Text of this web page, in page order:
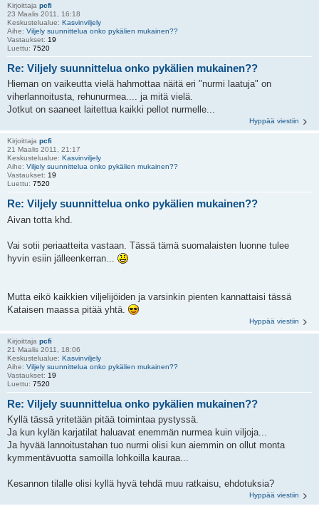
Kirjoittaja pcfi
23 Maalis 2011, 16:18
Keskustelualue: Kasvinviljely
Aihe: Viljely suunnittelua onko pykälien mukainen??
Vastaukset: 19
Luettu: 7520
Re: Viljely suunnittelua onko pykälien mukainen??
Hieman on vaikeutta vielä hahmottaa näitä eri "nurmi laatuja" on
viherlannoitusta, rehunurmea.... ja mitä vielä.
Jotkut on saaneet laitettua kaikki pellot nurmelle...
Hyppää viestiin
Kirjoittaja pcfi
21 Maalis 2011, 21:17
Keskustelualue: Kasvinviljely
Aihe: Viljely suunnittelua onko pykälien mukainen??
Vastaukset: 19
Luettu: 7520
Re: Viljely suunnittelua onko pykälien mukainen??
Aivan totta khd.
Vai sotii periaatteita vastaan. Tässä tämä suomalaisten luonne tulee
hyvin esiin jälleenkerran...
Mutta eikö kaikkien viljelijöiden ja varsinkin pienten kannattaisi tässä
Kataisen maassa pitää yhtä.
Hyppää viestiin
Kirjoittaja pcfi
21 Maalis 2011, 18:06
Keskustelualue: Kasvinviljely
Aihe: Viljely suunnittelua onko pykälien mukainen??
Vastaukset: 19
Luettu: 7520
Re: Viljely suunnittelua onko pykälien mukainen??
Kyllä tässä yritetään pitää toimintaa pystyssä.
Ja kun kylän karjatilat haluavat enemmän nurmea kuin viljoja...
Ja hyvää lannoitustahan tuo nurmi olisi kun aiemmin on ollut monta
kymmentävuotta samoilla lohkoilla kauraa...
Kesannon tilalle olisi kyllä hyvä tehdä muu ratkaisu, ehdotuksia?
Hyppää viestiin